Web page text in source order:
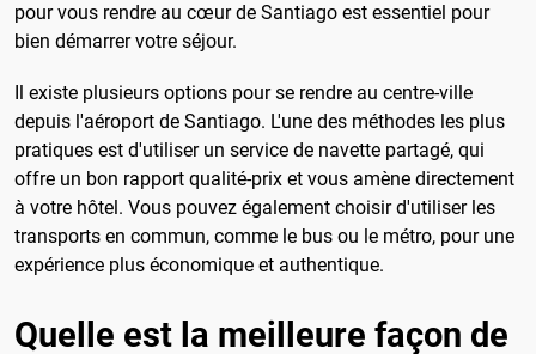
pour vous rendre au cœur de Santiago est essentiel pour
bien démarrer votre séjour.
Il existe plusieurs options pour se rendre au centre-ville
depuis l'aéroport de Santiago. L'une des méthodes les plus
pratiques est d'utiliser un service de navette partagé, qui
offre un bon rapport qualité-prix et vous amène directement
à votre hôtel. Vous pouvez également choisir d'utiliser les
transports en commun, comme le bus ou le métro, pour une
expérience plus économique et authentique.
Quelle est la meilleure façon de